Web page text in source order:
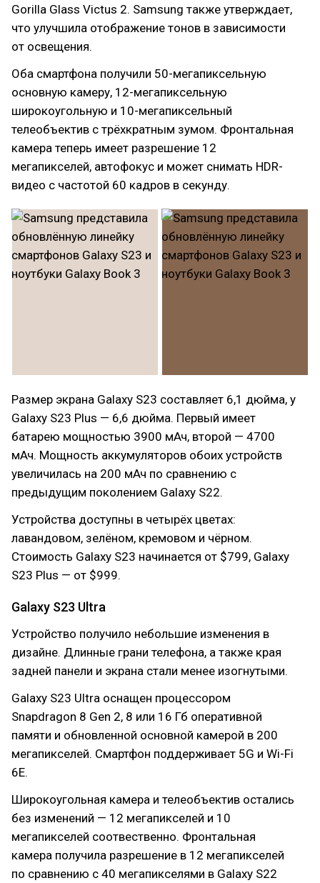
Gorilla Glass Victus 2. Samsung также утверждает,
что улучшила отображение тонов в зависимости
от освещения.
Оба смартфона получили 50-мегапиксельную
основную камеру, 12-мегапиксельную
широкоугольную и 10-мегапиксельный
телеобъектив с трёхкратным зумом. Фронтальная
камера теперь имеет разрешение 12
мегапикселей, автофокус и может снимать HDR-
видео с частотой 60 кадров в секунду.
Размер экрана Galaxy S23 составляет 6,1 дюйма, у
Galaxy S23 Plus — 6,6 дюйма. Первый имеет
батарею мощностью 3900 мАч, второй — 4700
мАч. Мощность аккумуляторов обоих устройств
увеличилась на 200 мАч по сравнению с
предыдущим поколением Galaxy S22.
Устройства доступны в четырёх цветах:
лавандовом, зелёном, кремовом и чёрном.
Стоимость Galaxy S23 начинается от $799, Galaxy
S23 Plus — от $999.
Galaxy S23 Ultra
Устройство получило небольшие изменения в
дизайне. Длинные грани телефона, а также края
задней панели и экрана стали менее изогнутыми.
Galaxy S23 Ultra оснащен процессором
Snapdragon 8 Gen 2, 8 или 16 Гб оперативной
памяти и обновленной основной камерой в 200
мегапикселей. Смартфон поддерживает 5G и Wi-Fi
6E.
Широкоугольная камера и телеобъектив остались
без изменений — 12 мегапикселей и 10
мегапикселей соотвественно. Фронтальная
камера получила разрешение в 12 мегапикселей
по сравнению с 40 мегапикселями в Galaxy S22